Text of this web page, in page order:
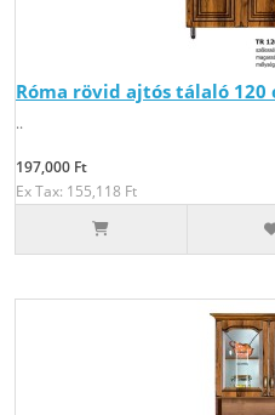
Róma rövid ajtós tálaló 120
..
197,000 Ft
Ex Tax: 155,118 Ft